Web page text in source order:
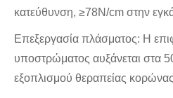
κατεύθυνση, ≥78N/cm στην
Επεξεργασία πλάσματος: Η
υποστρώματος αυξάνεται στα
εξοπλισμού θεραπείας κορώνας